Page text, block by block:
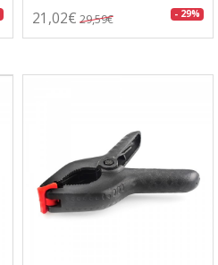
21,02€ 29,59€ - 29%